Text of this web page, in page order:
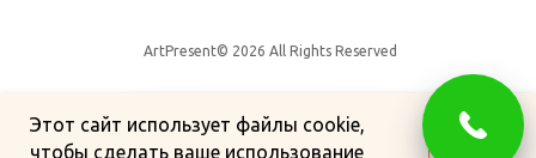
ArtPresent© 2026 All Rights Reserved
Этот сайт использует файлы cookie,
чтобы сделать ваше использование